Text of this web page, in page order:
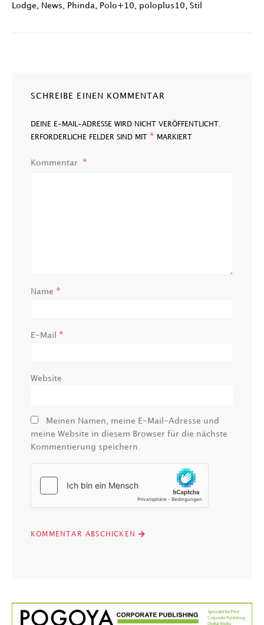
Lodge News Phinda Polo+10 poloplus10 Stil
SCHREIBE EINEN KOMMENTAR
DEINE E-MAIL-ADRESSE WIRD NICHT VERÖFFENTLICHT.
ERFORDERLICHE FELDER SIND MIT * MARKIERT
Kommentar
Name *
E-Mail *
Website
Meinen Namen, meine E-Mail-Adresse und
meine Website in diesem Browser für die nächste
Kommentierung speichern.